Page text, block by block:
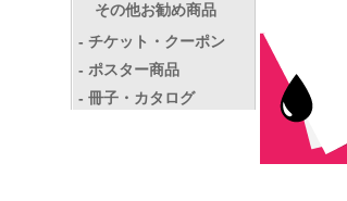
その他お勧め商品
- チケット・クーポン
- ポスター商品
- 冊子・カタログ